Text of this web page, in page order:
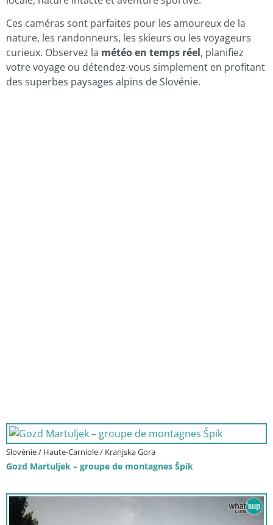
Ces caméras sont parfaites pour les amoureux de la
nature, les randonneurs, les skieurs ou les voyageurs
curieux. Observez la météo en temps réel, planifiez
votre voyage ou détendez-vous simplement en profitant
des superbes paysages alpins de Slovénie.
Slovénie / Haute-Carniole / Kranjska Gora
Gozd Martuljek – groupe de montagnes Špik